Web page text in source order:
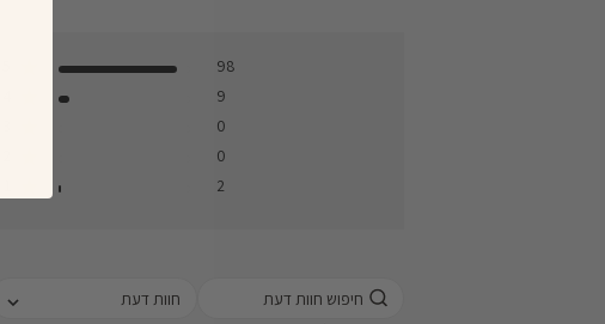
98
9
0
0
2
Select a rating for
חוות דעת